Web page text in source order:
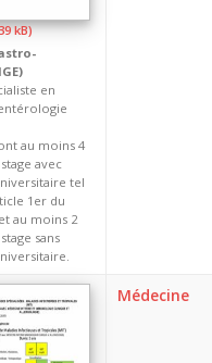
en
au moins 4
avec
tel
1er du
au moins 2
sans
Médecine